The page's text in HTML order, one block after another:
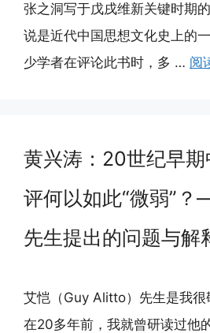
张之洞写于戊戌维新关键时期
说是近代中国思想文化史上的
少学者在评论此书时，多 … 阅
黄兴涛：20世纪早
评何以如此“微弱”
先生提出的问题与解
艾恺（Guy Alitto）先生是我很
在20多年前，我就曾研读过他